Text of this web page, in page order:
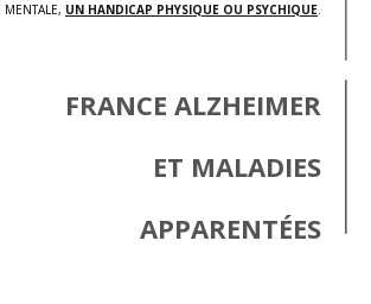
MENTALE, UN HANDICAP PHYSIQUE OU PSYCHIQUE.
FRANCE ALZHEIMER
ET MALADIES
APPARENTÉES